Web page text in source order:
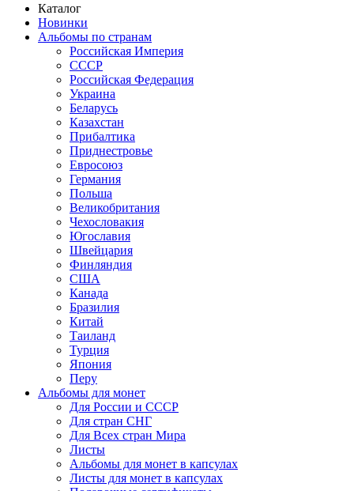
Каталог
Новинки
Альбомы по странам
Российская Империя
СССР
Российская Федерация
Украина
Беларусь
Казахстан
Прибалтика
Приднестровье
Евросоюз
Германия
Польша
Великобритания
Чехословакия
Югославия
Швейцария
Финляндия
США
Канада
Бразилия
Китай
Таиланд
Турция
Япония
Перу
Альбомы для монет
Для России и СССР
Для стран СНГ
Для Всех стран Мира
Листы
Альбомы для монет в капсулах
Листы для монет в капсулах